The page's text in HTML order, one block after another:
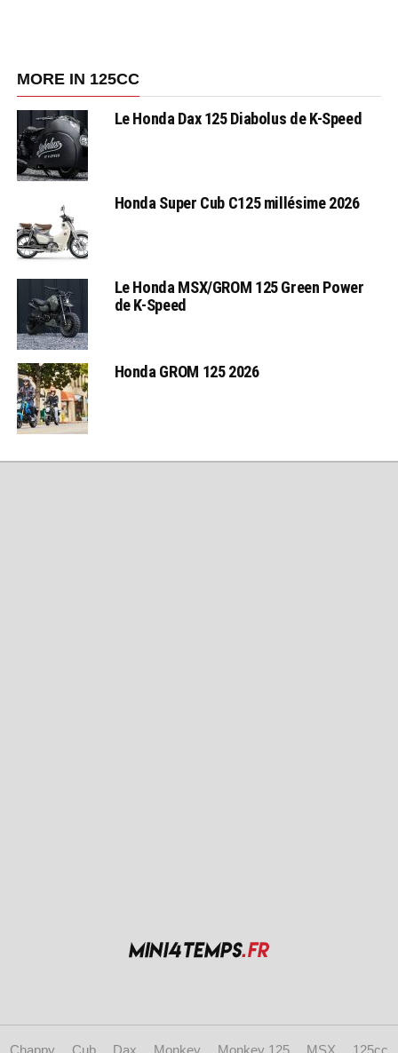
MORE IN 125CC
Le Honda Dax 125 Diabolus de K-Speed
Honda Super Cub C125 millésime 2026
Le Honda MSX/GROM 125 Green Power
de K-Speed
Honda GROM 125 2026
Chappy Cub Dax Monkey Monkey 125 MSX 125cc